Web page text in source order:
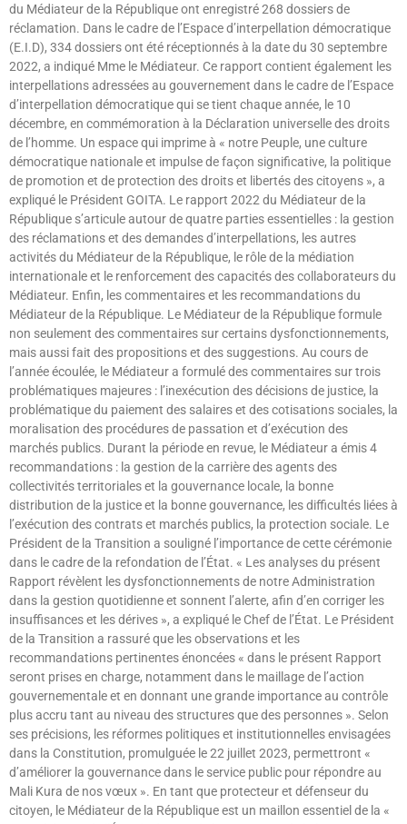
du Médiateur de la République ont enregistré 268 dossiers de
réclamation. Dans le cadre de l’Espace d’interpellation démocratique
(E.I.D), 334 dossiers ont été réceptionnés à la date du 30 septembre
2022, a indiqué Mme le Médiateur. Ce rapport contient également les
interpellations adressées au gouvernement dans le cadre de l’Espace
d’interpellation démocratique qui se tient chaque année, le 10
décembre, en commémoration à la Déclaration universelle des droits
de l’homme. Un espace qui imprime à « notre Peuple, une culture
démocratique nationale et impulse de façon significative, la politique
de promotion et de protection des droits et libertés des citoyens », a
expliqué le Président GOITA. Le rapport 2022 du Médiateur de la
République s’articule autour de quatre parties essentielles : la gestion
des réclamations et des demandes d’interpellations, les autres
activités du Médiateur de la République, le rôle de la médiation
internationale et le renforcement des capacités des collaborateurs du
Médiateur. Enfin, les commentaires et les recommandations du
Médiateur de la République. Le Médiateur de la République formule
non seulement des commentaires sur certains dysfonctionnements,
mais aussi fait des propositions et des suggestions. Au cours de
l’année écoulée, le Médiateur a formulé des commentaires sur trois
problématiques majeures : l’inexécution des décisions de justice, la
problématique du paiement des salaires et des cotisations sociales, la
moralisation des procédures de passation et d’exécution des
marchés publics. Durant la période en revue, le Médiateur a émis 4
recommandations : la gestion de la carrière des agents des
collectivités territoriales et la gouvernance locale, la bonne
distribution de la justice et la bonne gouvernance, les difficultés liées à
l’exécution des contrats et marchés publics, la protection sociale. Le
Président de la Transition a souligné l’importance de cette cérémonie
dans le cadre de la refondation de l’État. « Les analyses du présent
Rapport révèlent les dysfonctionnements de notre Administration
dans la gestion quotidienne et sonnent l’alerte, afin d’en corriger les
insuffisances et les dérives », a expliqué le Chef de l’État. Le Président
de la Transition a rassuré que les observations et les
recommandations pertinentes énoncées « dans le présent Rapport
seront prises en charge, notamment dans le maillage de l’action
gouvernementale et en donnant une grande importance au contrôle
plus accru tant au niveau des structures que des personnes ». Selon
ses précisions, les réformes politiques et institutionnelles envisagées
dans la Constitution, promulguée le 22 juillet 2023, permettront «
d’améliorer la gouvernance dans le service public pour répondre au
Mali Kura de nos vœux ». En tant que protecteur et défenseur du
citoyen, le Médiateur de la République est un maillon essentiel de la «